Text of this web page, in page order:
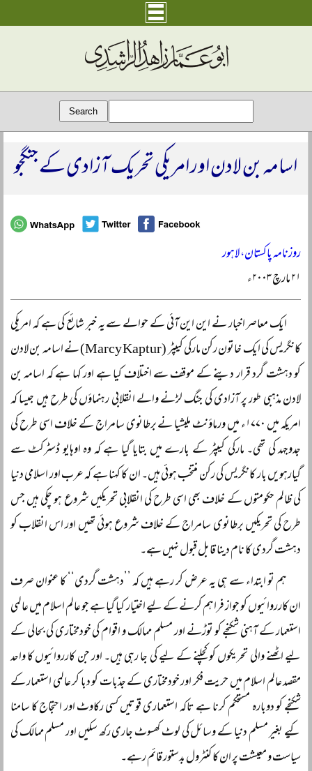
اسامہ بن لادن اور امریکی تحریک آزادی کے جنگجو
روزنامہ پاکستان، لاہور
۲۱ مارچ ۲۰۰۳ء
ایک معاصر اخبار نے این این آئی کے حوالے سے یہ خبر شائع کی ہے کہ امریکی
کانگریس کی ایک خاتون رکن مارکی کیپٹر (Marcy Kaptur) نے اسامہ بن لادن
کو دہشت گرد قرار دینے کے موقف سے اختلاف کیا ہے اور کہا ہے کہ اسامہ بن
لادن مذہبی طور پر آزادی کی جنگ لڑنے والے انقلابی رہنماؤں کی طرح ہیں جیسا کہ
امریکہ میں ۱۷۷۰ء میں ورماؤنٹ ملیشیا نے برطانوی سامراج کے خلاف اسی طرح کی
جدوجہد کی تھی۔ مارکی کیپٹر کے بارے میں بتایا گیا ہے کہ وہ اوہایو ڈسٹرکٹ سے
گیارہویں بار کانگریس کی رکن منتخب ہوئی ہیں۔ ان کا کہنا ہے کہ عرب اور اسلامی دنیا
کی ظالم حکومتوں کے خلاف بھی اسی طرح کی انقلابی تحریکیں شروع ہو چکی ہیں جس
طرح کی تحریکیں برطانوی سامراج کے خلاف شروع ہوئی تھیں اور اس انقلاب کو
دہشت گردی کا نام دینا قابل قبول نہیں ہے۔
ہم تو ابتداء سے ہی یہ عرض کر رہے ہیں کہ ’’دہشت گردی‘‘ کا عنوان صرف
ان کارروائیوں کو جواز فراہم کرنے کے لیے اختیار کیا گیا ہے جو عالم اسلام میں عالمی
استعمار کے آہنی شکنجے کو توڑنے اور مسلم ممالک و اقوام کی خودمختاری کی بحالی کے
لیے اٹھنے والی تحریکوں کو کچلنے کے لیے کی جا رہی ہیں۔ اور جن کارروائیوں کا واحد
مقصد عالم اسلام میں حریت فکر اور خودمختاری کے جذبات کو دبا کر عالمی استعمار کے
شکنجے کو دوبارہ مستحکم کرنا ہے تاکہ استعماری قوتیں کسی رکاوٹ اور احتجاج کا سامنا
کیے بغیر مسلم دنیا کے وسائل کی لوٹ کھسوٹ جاری رکھ سکیں اور مسلم ممالک کی
سیاست و معیشت پر ان کا کنٹرول بدستور قائم رہے۔